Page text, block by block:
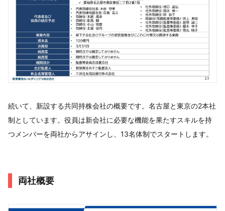
続いて、新設する共同持株会社の概要です。名古屋と東京の2本社
制としています。役員は新会社に必要な機能を果たすスキルを持
つメンバーを両社からアサインし、13名体制でスタートします。
両社概要